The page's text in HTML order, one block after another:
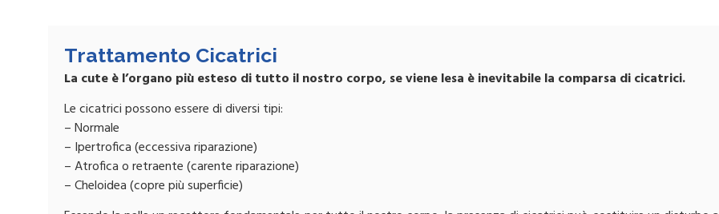
Trattamento Cicatrici
La cute è l’organo più esteso di tutto il nostro corpo, se viene lesa è inevitabile la comparsa di cicatrici.
Le cicatrici possono essere di diversi tipi:
– Normale
– Ipertrofica (eccessiva riparazione)
– Atrofica o retraente (carente riparazione)
– Cheloidea (copre più superficie)